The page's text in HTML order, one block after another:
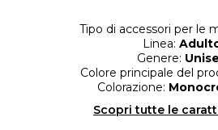
Tipo di accessori per le
Linea:
Genere:
Colore principale del
Colorazione:
Scopri tutte le